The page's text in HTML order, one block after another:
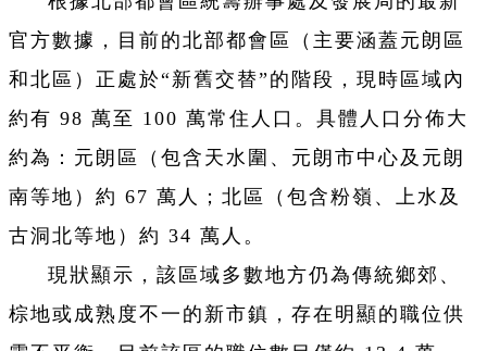
官方數據，目前的北部都會區（主要涵蓋元朗區
和北區）正處於“新舊交替”的階段，現時區域內
約有 98 萬至 100 萬常住人口。具體人口分佈大
約為：元朗區（包含天水圍、元朗市中心及元朗
南等地）約 67 萬人；北區（包含粉嶺、上水及
古洞北等地）約 34 萬人。
現狀顯示，該區域多數地方仍為傳統鄉郊、
棕地或成熟度不一的新市鎮，存在明顯的職位供